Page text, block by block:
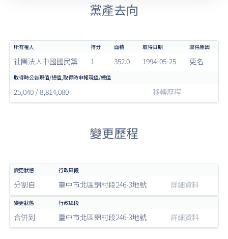
黨產去向
社團法人中國國民黨 1 352.0 1994-05-25 更名
25,040 / 8,814,080 移轉歷程
變更歷程
分割自 臺中市北區錦村段246-3地號 詳細資料
合併到 臺中市北區錦村段246-3地號 詳細資料